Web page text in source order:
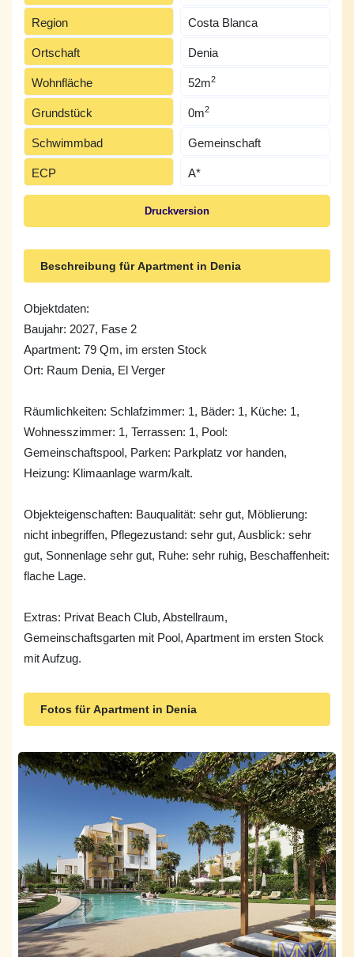
Region Costa Blanca
Ortschaft Denia
Wohnfläche 52m2
Grundstück 0m2
Schwimmbad Gemeinschaft
ECP A*
Druckversion
Beschreibung für Apartment in Denia
Objektdaten:
Baujahr: 2027, Fase 2
Apartment: 79 Qm, im ersten Stock
Ort: Raum Denia, El Verger
Räumlichkeiten: Schlafzimmer: 1, Bäder: 1, Küche: 1,
Wohnesszimmer: 1, Terrassen: 1, Pool:
Gemeinschaftspool, Parken: Parkplatz vor handen,
Heizung: Klimaanlage warm/kalt.
Objekteigenschaften: Bauqualität: sehr gut, Möblierung:
nicht inbegriffen, Pflegezustand: sehr gut, Ausblick: sehr
gut, Sonnenlage sehr gut, Ruhe: sehr ruhig, Beschaffenheit:
flache Lage.
Extras: Privat Beach Club, Abstellraum,
Gemeinschaftsgarten mit Pool, Apartment im ersten Stock
mit Aufzug.
Fotos für Apartment in Denia